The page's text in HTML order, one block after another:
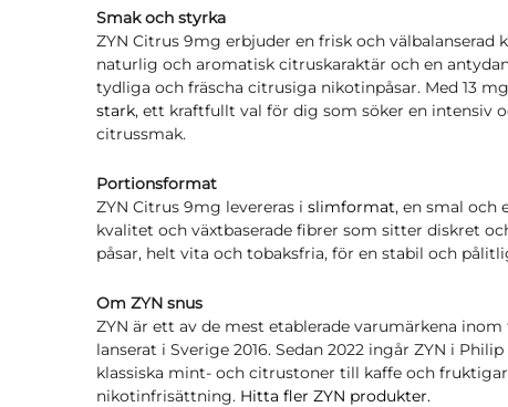
Smak och styrka
ZYN Citrus 9mg erbjuder en frisk och
naturlig och aromatisk citruskaraktär och en
tydliga och fräscha citrusiga nikotinpåsar. Med 13
stark, ett kraftfullt val för dig som söker en intensiv
citrussmak.
Portionsformat
ZYN Citrus 9mg levereras i slimformat, en smal och
kvalitet och växtbaserade fibrer som sitter diskret
påsar, helt vita och tobaksfria, för en stabil och
Om ZYN snus
ZYN är ett av de mest etablerade varumärkena
lanserat i Sverige 2016. Sedan 2022 ingår ZYN i
klassiska mint- och citrustoner till kaffe och
nikotinfrisättning. Hitta fler ZYN produkter.